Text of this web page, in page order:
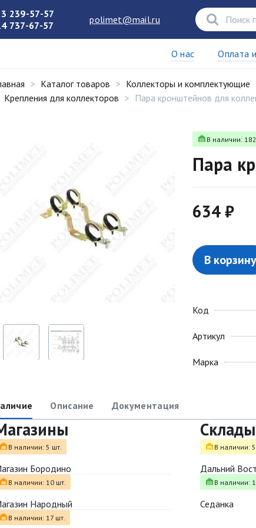
239-57-57
737-67-57
polimet@mail.ru
О нас Оплата
Каталог товаров Коллекторы и комплектующие
Крепления для коллекторов
Пара кронштейнов для
В наличии:
Пара
634 ₽
В корзину
Код
Артикул
Марка
Описание Документация
В наличии: 5 шт.
Бородино
В наличии: 10 шт.
Народный
В наличии: 17 шт.
Склады
В наличии:
Дальний
В наличии:
Седанка